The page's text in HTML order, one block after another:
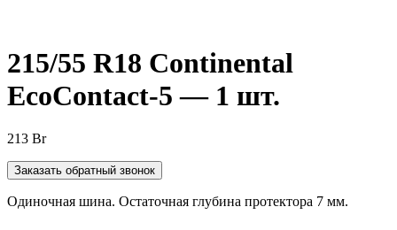
215/55 R18 Continental
EcoContact-5 — 1 шт.
213 Br
Заказать обратный звонок
Одиночная шина. Остаточная глубина протектора 7 мм.